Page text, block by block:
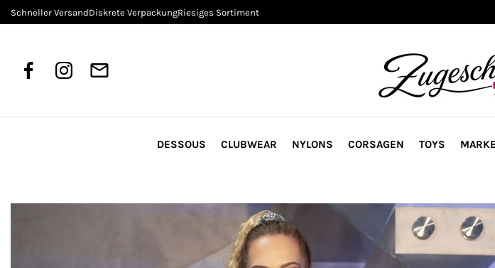
Schneller VersandDiskrete VerpackungRiesiges Sortiment
DESSOUS CLUBWEAR NYLONS CORSAGEN TOYS